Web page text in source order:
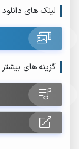
لینک های
گزینه های بیشتر